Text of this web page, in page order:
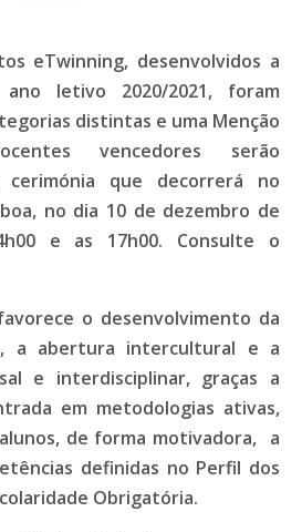
eTwinning, desenvolvidos a
letivo 2020/2021, foram
distintas e uma Menção
vencedores serão
cerimónia que decorrerá no
no dia 10 de dezembro de
e as 17h00. Consulte o
o desenvolvimento da
a abertura intercultural e a
e interdisciplinar, graças a
em metodologias ativas,
de forma motivadora, a
definidas no Perfil dos
Obrigatória.